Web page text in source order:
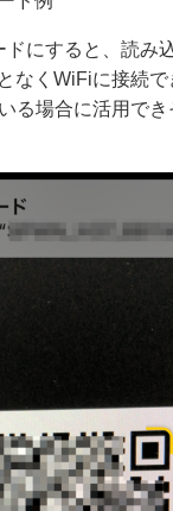
にすると、読み
なくWiFiに接続で
る場合に活用でき